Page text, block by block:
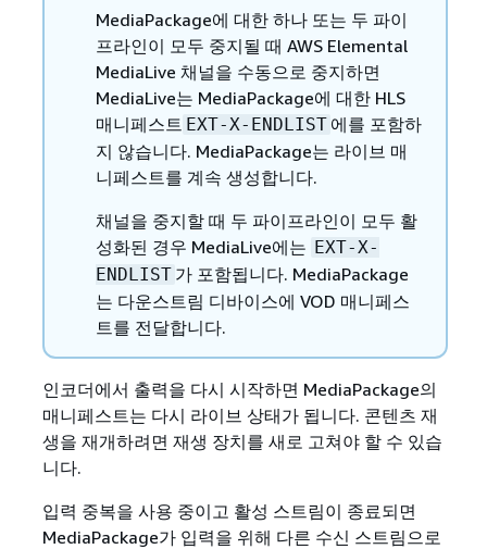
MediaPackage에 대한 하나 또는 두 파이
프라인이 모두 중지될 때 AWS Elemental
MediaLive 채널을 수동으로 중지하면
MediaLive는 MediaPackage에 대한 HLS
매니페스트 EXT-X-ENDLIST 에를 포함하
지 않습니다. MediaPackage는 라이브 매
니페스트를 계속 생성합니다.
채널을 중지할 때 두 파이프라인이 모두 활
성화된 경우 MediaLive에는 EXT-X-
ENDLIST 가 포함됩니다. MediaPackage
는 다운스트림 디바이스에 VOD 매니페스
트를 전달합니다.
인코더에서 출력을 다시 시작하면 MediaPackage의
매니페스트는 다시 라이브 상태가 됩니다. 콘텐츠 재
생을 재개하려면 재생 장치를 새로 고쳐야 할 수 있습
니다.
입력 중복을 사용 중이고 활성 스트림이 종료되면
MediaPackage가 입력을 위해 다른 수신 스트림으로